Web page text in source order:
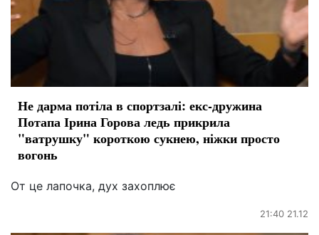
Не дарма потіла в спортзалі: екс-дружина
Потапа Ірина Горова ледь прикрила
"ватрушку" короткою сукнею, ніжки просто
вогонь
От це лапочка, дух захоплює
21:40 21.12